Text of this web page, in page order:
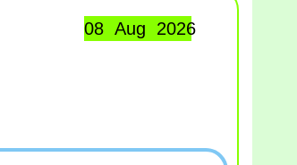
08 Aug 2026